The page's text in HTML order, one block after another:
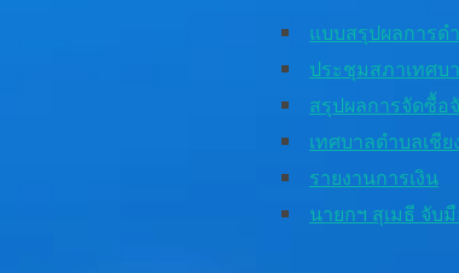
แบบสรุปผลการด
ประชุมสภาเทศ
สรุปผลการจัดซื้อ
เทศบาลตำบลเชี
รายงานการเงิน
นายกฯ สุเมธี จับ